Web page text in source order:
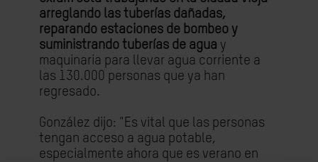
arreglando las tuberías dañadas,
reparando estaciones de bombeo y
suministrando tuberías de agua y
maquinaria para llevar agua corriente a
las 130.000 personas que ya han
regresado.
González dijo: "Es vital que las personas
tengan acceso a agua potable,
especialmente ahora que es verano en